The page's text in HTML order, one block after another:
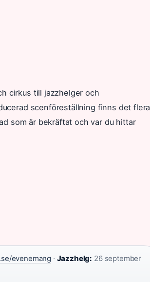
cirkus till jazzhelger och
scenföreställning finns det flera
som är bekräftat och var du hittar
evenemang · Jazzhelg: 26 september